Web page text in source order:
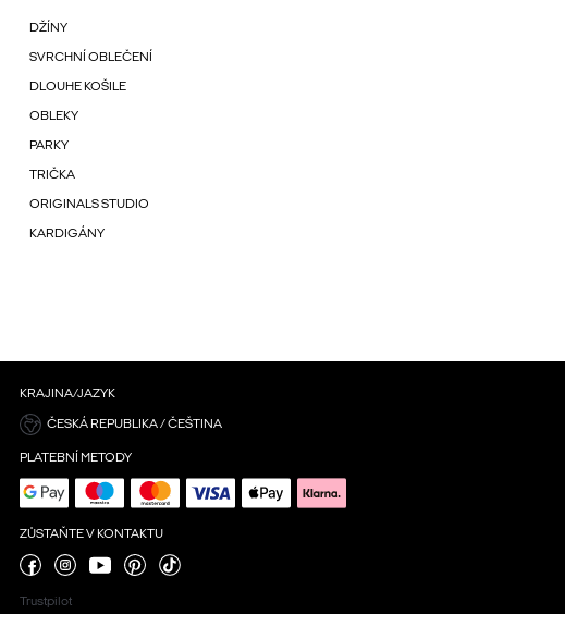
DŽÍNY
SVRCHNÍ OBLEČENÍ
DLOUHE KOŠILE
OBLEKY
PARKY
TRIČKA
ORIGINALS STUDIO
KARDIGÁNY
KRAJINA/JAZYK
ČESKÁ REPUBLIKA / ČEŠTINA
PLATEBNÍ METODY
ZŮSTAŇTE V KONTAKTU
Trustpilot